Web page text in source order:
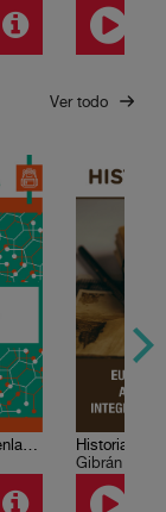
Ver todo
Química 5. Los enlaces